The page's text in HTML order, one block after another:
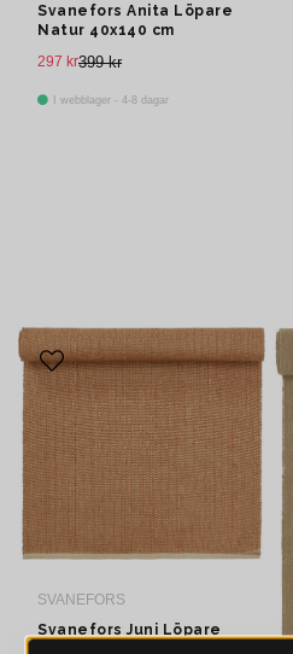
Svanefors Anita Löpare
Natur 40x140 cm
399 kr
297 kr
I webblager - 4-8 dagar
SVANEFORS
Svanefors Juni Löpare